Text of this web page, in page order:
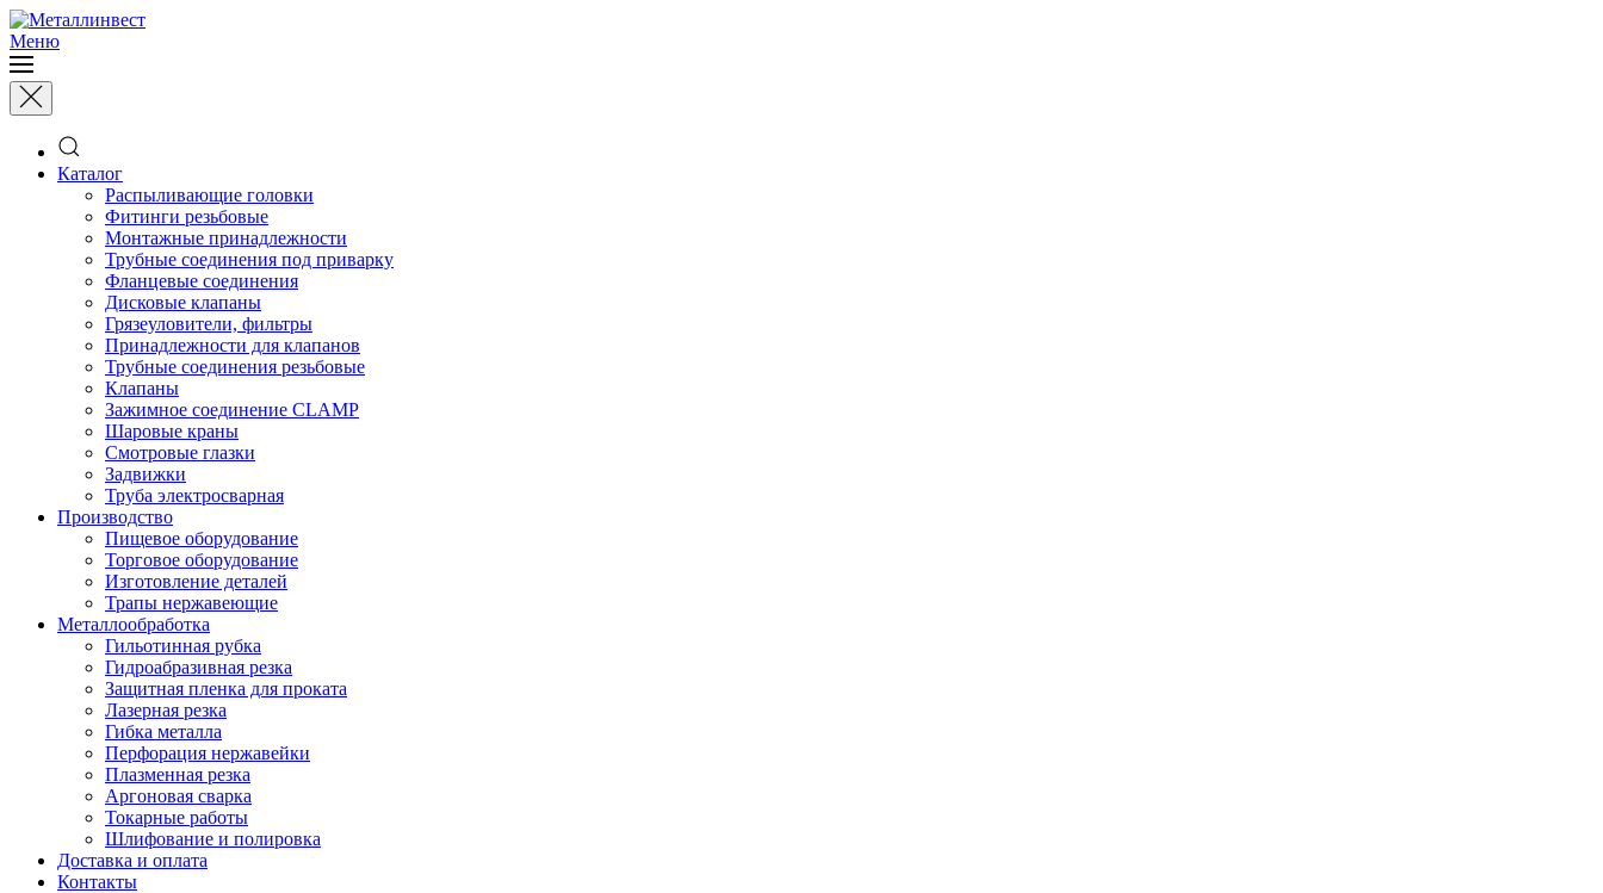
Меню
Каталог
Распыливающие головки
Фитинги резьбовые
Монтажные принадлежности
Трубные соединения под приварку
Фланцевые соединения
Дисковые клапаны
Грязеуловители, фильтры
Принадлежности для клапанов
Трубные соединения резьбовые
Клапаны
Зажимное соединение CLAMP
Шаровые краны
Смотровые глазки
Задвижки
Труба электросварная
Производство
Пищевое оборудование
Торговое оборудование
Изготовление деталей
Трапы нержавеющие
Металлообработка
Гильотинная рубка
Гидроабразивная резка
Защитная пленка для проката
Лазерная резка
Гибка металла
Перфорация нержавейки
Плазменная резка
Аргоновая сварка
Токарные работы
Шлифование и полировка
Доставка и оплата
Контакты